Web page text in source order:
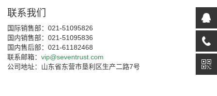
联系我们
国际销售部：021-51095826
国内销售部：021-51095836
国内售后部：021-61182468
联系邮箱： vip@seventrust.com
公司地址：山东省东营市垦利区生产二路7号